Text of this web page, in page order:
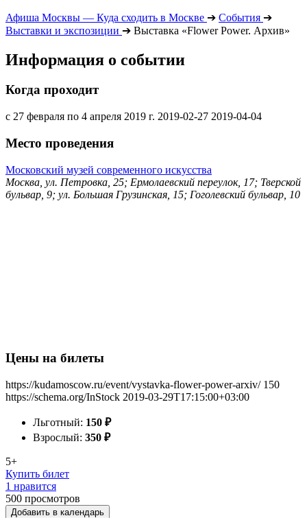
Афиша Москвы — Куда сходить в Москве ➔ События ➔
Выставки и экспозиции ➔ Выставка «Flower Power. Архив»
Информация о событии
Когда проходит
с 27 февраля по 4 апреля 2019 г. 2019-02-27 2019-04-04
Место проведения
Московский музей современного искусства
Москва, ул. Петровка, 25; Ермолаевский переулок, 17; Тверской
бульвар, 9; ул. Большая Грузинская, 15; Гоголевский бульвар, 10
Цены на билеты
https://kudamoscow.ru/event/vystavka-flower-power-arxiv/ 150
https://schema.org/InStock 2019-03-29T17:15:00+03:00
Льготный: 150 ₽
Взрослый: 350 ₽
5+
Купить билет
1 нравится
500 просмотров
Добавить в календарь